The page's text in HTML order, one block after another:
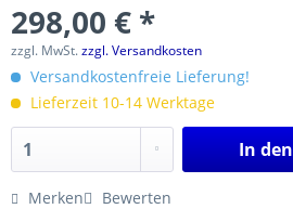
298,00 € *
zzgl. MwSt.zzgl. Versandkosten
Versandkostenfreie Lieferung!
Lieferzeit 10-14 Werktage
In den
Merken Bewerten